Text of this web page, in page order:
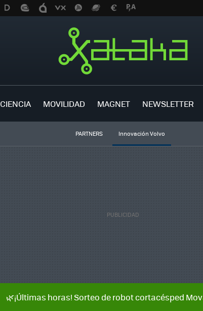
CIENCIA MOVILIDAD MAGNET NEWSLETTER
PARTNERS Innovación Volvo
🌿¡Últimas horas! Sorteo de robot cortacésped